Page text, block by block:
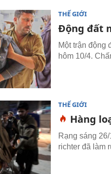
THẾ GIỚI
Động đất
Một trận động
hôm 10/4.
THẾ GIỚI
Hàng
Rạng sáng
richter đã làm